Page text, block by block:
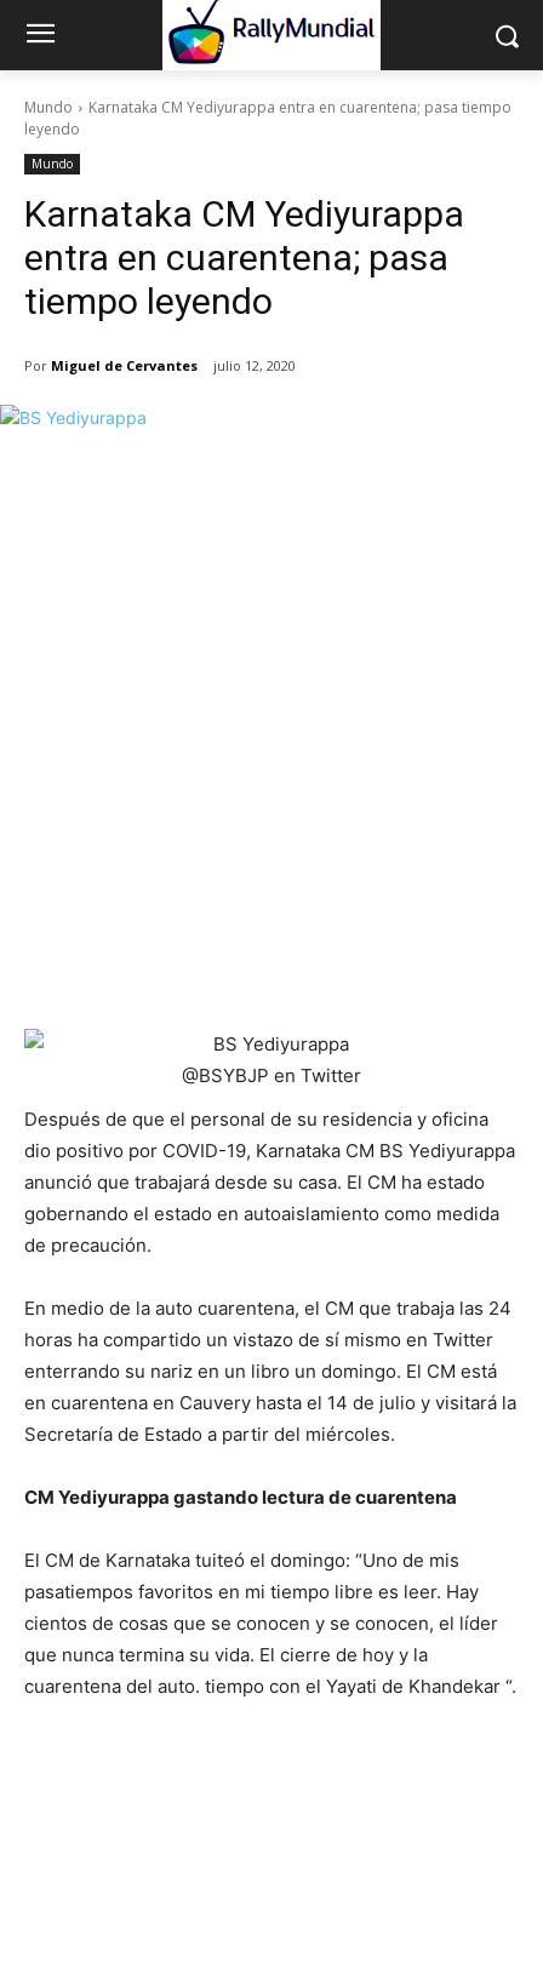
Mundo
Karnataka CM Yediyurappa entra en cuarentena; pasa tiempo
leyendo
Mundo
Karnataka CM Yediyurappa
entra en cuarentena; pasa
tiempo leyendo
Por Miguel de Cervantes julio 12, 2020
@BSYBJP en Twitter
Después de que el personal de su residencia y oficina
dio positivo por COVID-19, Karnataka CM BS Yediyurappa
anunció que trabajará desde su casa. El CM ha estado
gobernando el estado en autoaislamiento como medida
de precaución.
En medio de la auto cuarentena, el CM que trabaja las 24
horas ha compartido un vistazo de sí mismo en Twitter
enterrando su nariz en un libro un domingo. El CM está
en cuarentena en Cauvery hasta el 14 de julio y visitará la
Secretaría de Estado a partir del miércoles.
CM Yediyurappa gastando lectura de cuarentena
El CM de Karnataka tuiteó el domingo: “Uno de mis
pasatiempos favoritos en mi tiempo libre es leer. Hay
cientos de cosas que se conocen y se conocen, el líder
que nunca termina su vida. El cierre de hoy y la
cuarentena del auto. tiempo con el Yayati de Khandekar “.